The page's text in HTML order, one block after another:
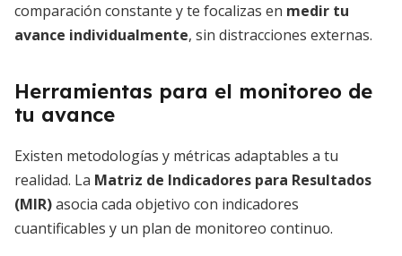
comparación constante y te focalizas en medir tu
avance individualmente, sin distracciones externas.
Herramientas para el monitoreo de
tu avance
Existen metodologías y métricas adaptables a tu
realidad. La Matriz de Indicadores para Resultados
(MIR)asocia cada objetivo con indicadores
cuantificables y un plan de monitoreo continuo.